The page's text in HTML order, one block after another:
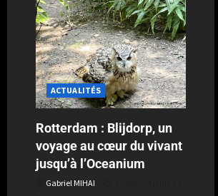
ACTUALITÉS
Rotterdam : Blijdorp, un
voyage au cœur du vivant
jusqu’à l’Oceanium
Gabriel MIHAI